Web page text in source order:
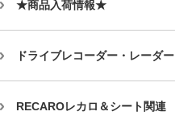
★商品入荷情報★
ドライブレコーダー・レーダー
RECAROレカロ＆シート関連